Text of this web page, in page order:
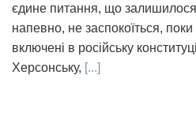
єдине питання, що
напевно, не заспокоїться, поки
включені в російську
Херсонську, [...]